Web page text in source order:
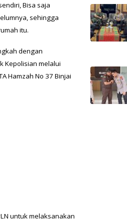
Bisa saja
sehingga
itu.
dengan
Kepolisian melalui
Hamzah No 37 Binjai
untuk melaksanakan